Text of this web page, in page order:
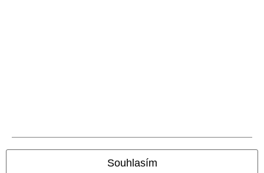
Souhlasím